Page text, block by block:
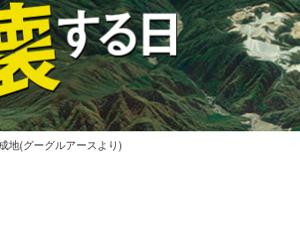
地(グーグルアースより)